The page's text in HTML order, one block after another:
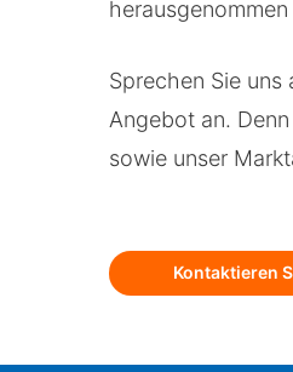
Sprechen Sie
Angebot an.
sowie unser
Kontaktieren